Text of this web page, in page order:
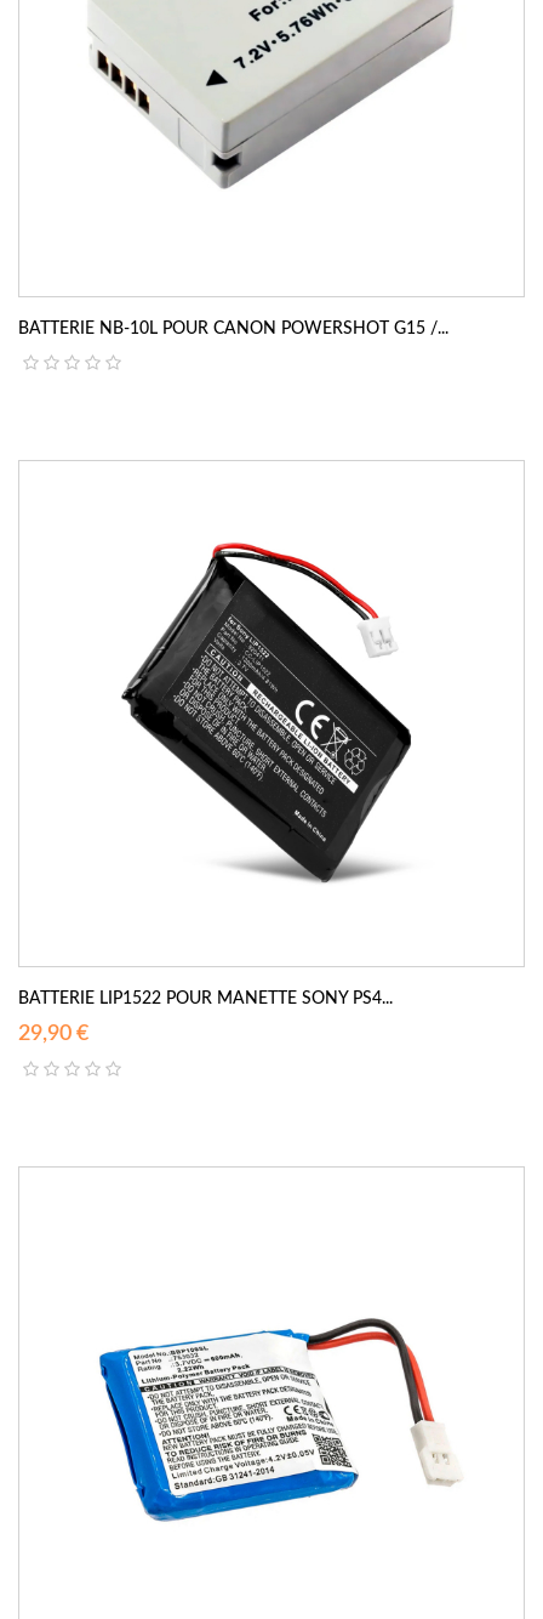
BATTERIE NB-10L POUR CANON POWERSHOT G15 /...
BATTERIE LIP1522 POUR MANETTE SONY PS4...
29,90 €